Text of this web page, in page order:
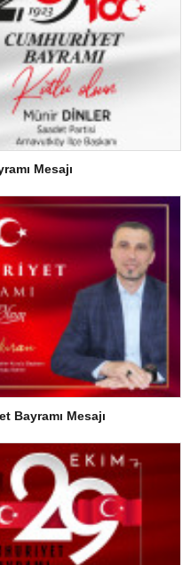
Mesajı
Bayramı Mesajı